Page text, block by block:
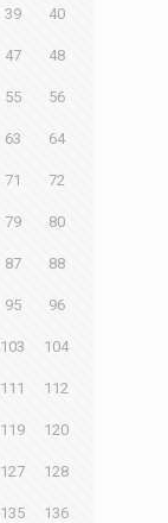
39 40
47 48
55 56
63 64
71 72
79 80
87 88
95 96
103 104
111 112
119 120
127 128
135 136